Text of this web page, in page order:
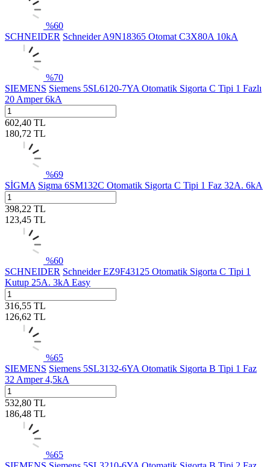
%60
SCHNEIDER Schneider A9N18365 Otomat C3X80A 10kA
%70
SIEMENS Siemens 5SL6120-7YA Otomatik Sigorta C Tipi 1 Fazlı
20 Amper 6kA
602,40 TL
180,72 TL
%69
SİGMA Sigma 6SM132C Otomatik Sigorta C Tipi 1 Faz 32A. 6kA
398,22 TL
123,45 TL
%60
SCHNEIDER Schneider EZ9F43125 Otomatik Sigorta C Tipi 1
Kutup 25A. 3kA Easy
316,55 TL
126,62 TL
%65
SIEMENS Siemens 5SL3132-6YA Otomatik Sigorta B Tipi 1 Faz
32 Amper 4,5kA
532,80 TL
186,48 TL
%65